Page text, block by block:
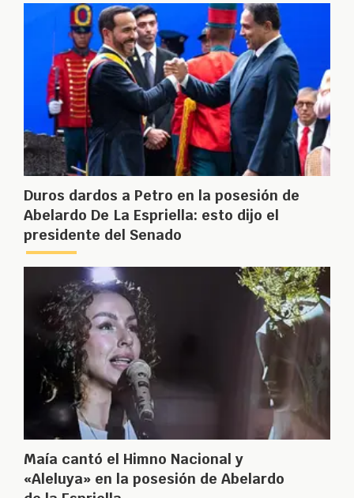
Duros dardos a Petro en la posesión de
Abelardo De La Espriella: esto dijo el
presidente del Senado
Maía cantó el Himno Nacional y
«Aleluya» en la posesión de Abelardo